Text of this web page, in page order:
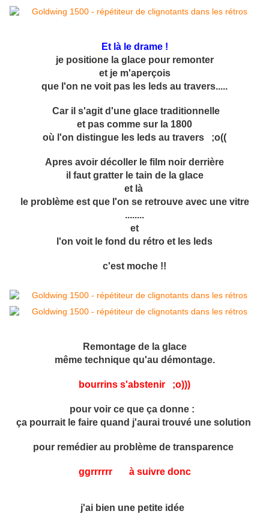
Et là le drame !
je positione la glace pour remonter
et je m'aperçois
que l'on ne voit pas les leds au travers.....
Car il s'agit d'une glace traditionnelle
et pas comme sur la 1800
où l'on distingue les leds au travers ;o((
Apres avoir décoller le film noir derrière
il faut gratter le tain de la glace
et là
le problème est que l'on se retrouve avec une vitre
........
et
l'on voit le fond du rétro et les leds
c'est moche !!
Remontage de la glace
même technique qu'au démontage.
bourrins s'abstenir ;o)))
pour voir ce que ça donne :
ça pourrait le faire quand j'aurai trouvé une solution
pour remédier au problème de transparence
ggrrrrrr à suivre donc
j'ai bien une petite idée